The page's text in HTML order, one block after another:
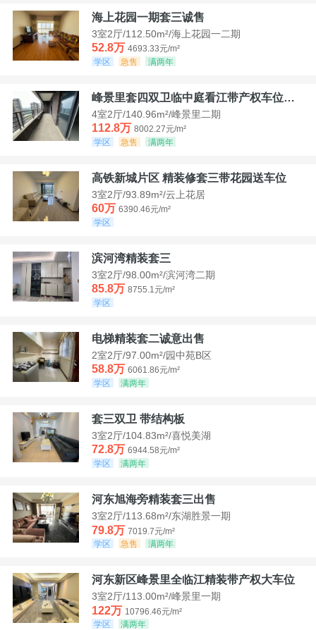
海上花园一期套三诚售
3室2厅/112.50m²/海上花园一二期
52.8万 4693.33元/m²
学区
急售 满两年
峰景里套四双卫临中庭看江带产权车位诚售
4室2厅/140.96m²/峰景里二期
112.8万 8002.27元/m²
学区
急售 满两年
高铁新城片区 精装修套三带花园送车位
3室2厅/93.89m²/云上花居
60万 6390.46元/m²
学区
滨河湾精装套三
3室2厅/98.00m²/滨河湾二期
85.8万 8755.1元/m²
学区
电梯精装套二诚意出售
2室2厅/97.00m²/园中苑B区
58.8万 6061.86元/m²
学区
满两年
套三双卫 带结构板
3室2厅/104.83m²/喜悦美湖
72.8万 6944.58元/m²
学区
满两年
河东旭海旁精装套三出售
3室2厅/113.68m²/东湖胜景一期
79.8万 7019.7元/m²
学区
急售 满两年
河东新区峰景里全临江精装带产权大车位
3室2厅/113.00m²/峰景里一期
122万 10796.46元/m²
学区
满两年